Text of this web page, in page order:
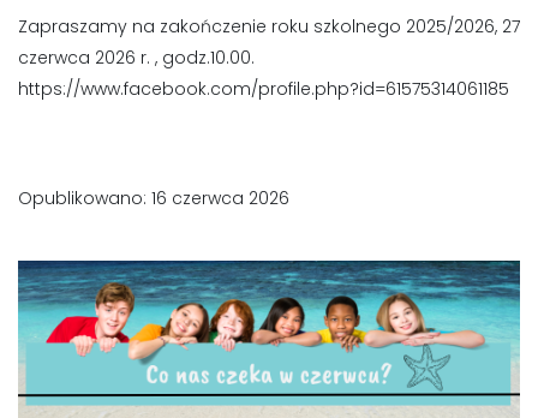
Zapraszamy na zakończenie roku szkolnego 2025/2026, 27
czerwca 2026 r. , godz.10.00.
https://www.facebook.com/profile.php?id=61575314061185
Opublikowano: 16 czerwca 2026